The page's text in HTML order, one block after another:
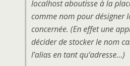
localhost aboutisse à la
comme nom pour désigner
concernée. (En effet une
décider de stocker le nom
l’alias en tant qu’adresse…)